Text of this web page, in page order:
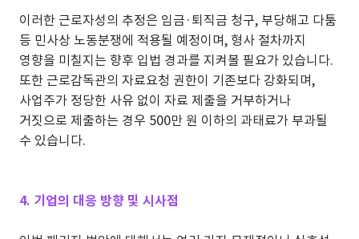
이러한 근로자성의 추정은 임금·퇴직금 청구, 부당해고 다툼
등 민사상 노동분쟁에 적용될 예정이며, 형사 절차까지
영향을 미칠지는 향후 입법 경과를 지켜볼 필요가 있습니다.
또한 근로감독관의 자료요청 권한이 기존보다 강화되며,
사업주가 정당한 사유 없이 자료 제출을 거부하거나
거짓으로 제출하는 경우 500만 원 이하의 과태료가 부과될
수 있습니다.
4. 기업의 대응 방향 및 시사점